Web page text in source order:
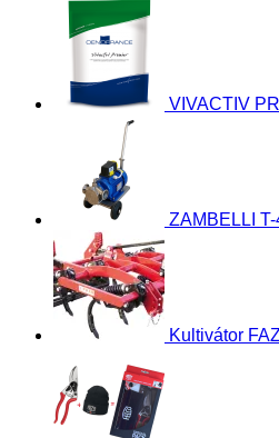
VIVACTIV
ZAMBELLI
Kultivátor